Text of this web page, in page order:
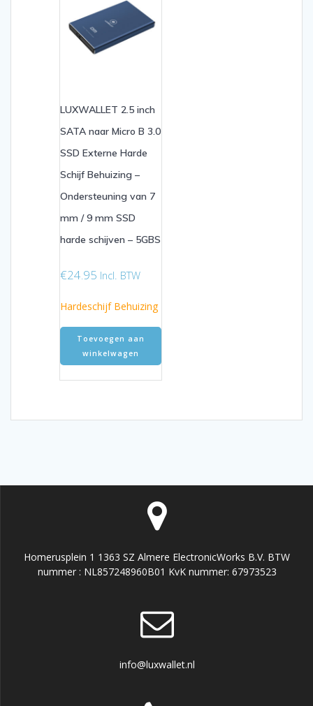
LUXWALLET 2.5 inch
SATA naar Micro B 3.0
SSD Externe Harde
Schijf Behuizing –
Ondersteuning van 7
mm / 9 mm SSD
harde schijven – 5GBS
€24.95 Incl. BTW
Hardeschijf Behuizing
Toevoegen aan
winkelwagen
Homerusplein 1 1363 SZ Almere ElectronicWorks B.V. BTW
nummer : NL857248960B01 KvK nummer: 67973523
info@luxwallet.nl